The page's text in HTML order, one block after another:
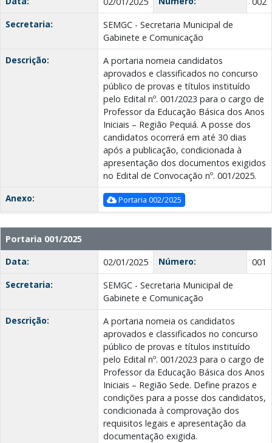
Secretaria:
SEMGC - Secretaria Municipal de
Gabinete e Comunicação
Descrição:
A portaria nomeia candidatos
aprovados e classificados no concurso
público de provas e títulos instituído
pelo Edital nº. 001/2023 para o cargo de
Professor da Educação Básica dos Anos
Iniciais – Região Pequiá. A posse dos
candidatos ocorrerá em até 30 dias
após a publicação, condicionada à
apresentação dos documentos exigidos
no Edital de Convocação nº. 001/2025.
Anexo:
Portaria 002/2025
Portaria 001/2025
Data:
02/01/2025 Número:
001
Secretaria:
SEMGC - Secretaria Municipal de
Gabinete e Comunicação
Descrição:
A portaria nomeia os candidatos
aprovados e classificados no concurso
público de provas e títulos instituído
pelo Edital nº. 001/2023 para o cargo de
Professor da Educação Básica dos Anos
Iniciais – Região Sede. Define prazos e
condições para a posse dos candidatos,
condicionada à comprovação dos
requisitos legais e apresentação da
documentação exigida.